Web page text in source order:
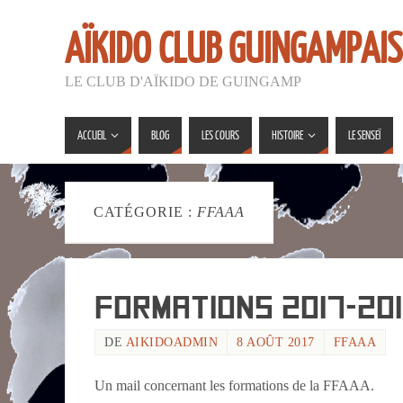
AÏKIDO CLUB GUINGAMPAIS
LE CLUB D'AÏKIDO DE GUINGAMP
ACCUEIL BLOG LES COURS HISTOIRE LE SENSEÏ
CATÉGORIE : FFAAA
Formations 2017-
DE AIKIDOADMIN 8 AOÛT 2017 FFAAA
Un mail concernant les formations de la FFAAA.